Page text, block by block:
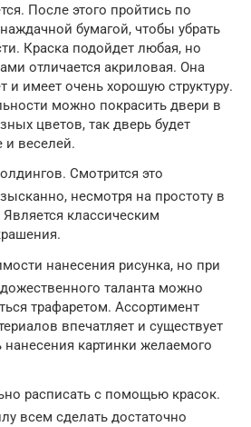
После этого пройтись по
бумагой, чтобы убрать
Краска подойдет любая, но
отличается акриловая. Она
и имеет очень хорошую структуру.
можно покрасить двери в
цветов, так дверь будет
и веселей.
Смотрится это
несмотря на простоту в
классическим
нанесения рисунка, но при
таланта можно
трафаретом. Ассортимент
впечатляет и существует
картинки желаемого
расписать с помощью красок.
всем сделать достаточно